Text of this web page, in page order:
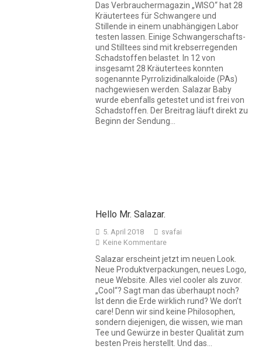
Das Verbrauchermagazin „WISO“ hat 28
Kräutertees für Schwangere und
Stillende in einem unabhängigen Labor
testen lassen. Einige Schwangerschafts-
und Stilltees sind mit krebserregenden
Schadstoffen belastet. In 12 von
insgesamt 28 Kräutertees konnten
sogenannte Pyrrolizidinalkaloide (PAs)
nachgewiesen werden. Salazar Baby
wurde ebenfalls getestet und ist frei von
Schadstoffen. Der Breitrag läuft direkt zu
Beginn der Sendung…
Hello Mr. Salazar.
5. April 2018
svafai
Keine Kommentare
Salazar erscheint jetzt im neuen Look.
Neue Produktverpackungen, neues Logo,
neue Website. Alles viel cooler als zuvor.
„Cool“? Sagt man das überhaupt noch?
Ist denn die Erde wirklich rund? We don’t
care! Denn wir sind keine Philosophen,
sondern diejenigen, die wissen, wie man
Tee und Gewürze in bester Qualität zum
besten Preis herstellt. Und das…